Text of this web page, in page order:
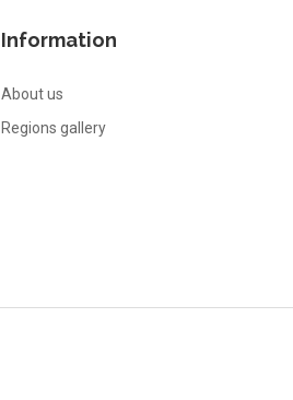
Information
About us
Regions gallery